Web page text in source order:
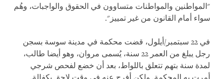
"المواطنين والمواطنات متساوون في الحقوق والواجبات، وهُم
سواء أمام القانون من غير تمييز".
في 22 سبتمبر/أيلول، قضت محكمة في مدينة سوسة بسجن
رجل يبلغ من العمر 22 سنة، يُسمى مروان، وهو أيضا طالب،
لمدة سنة بتهم تتعلق باللواط، بعد أن خضع لفحص شرجي